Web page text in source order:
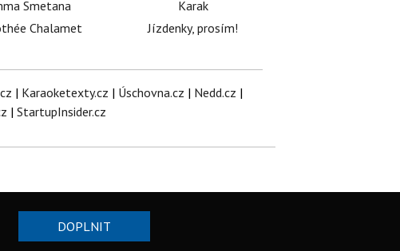
Smetana
Chalamet
Karak
Jízdenky, prosím!
| Karaoketexty.cz | Úschovna.cz | Nedd.cz |
| StartupInsider.cz
DOPLNIT